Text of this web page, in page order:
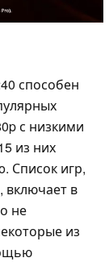
способен
с низкими
из них
Список игр,
включает в
не
из